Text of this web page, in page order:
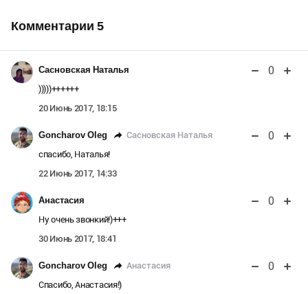
Комментарии 5
Сасновская Наталья 0
)))))++++++
20 Июнь 2017, 18:15
Goncharov Oleg Сасновская Наталья 0
спасибо, Наталья!
22 Июнь 2017, 14:33
Анастасия 0
Ну очень звонкий!)+++
30 Июнь 2017, 18:41
Goncharov Oleg Анастасия 0
Спасибо, Анастасия!)